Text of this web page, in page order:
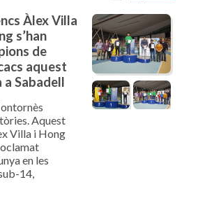
Àlex Villa
s’han
de
aquest
a Sabadell
Aquest
Villa i Hong
en les
14,